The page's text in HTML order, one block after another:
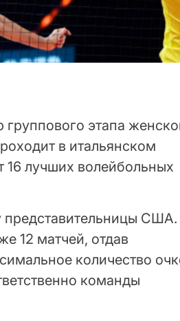
этапа
в итальянском
16 лучших волейбольных
представительницы США.
12 матчей, отдав
количество
команды